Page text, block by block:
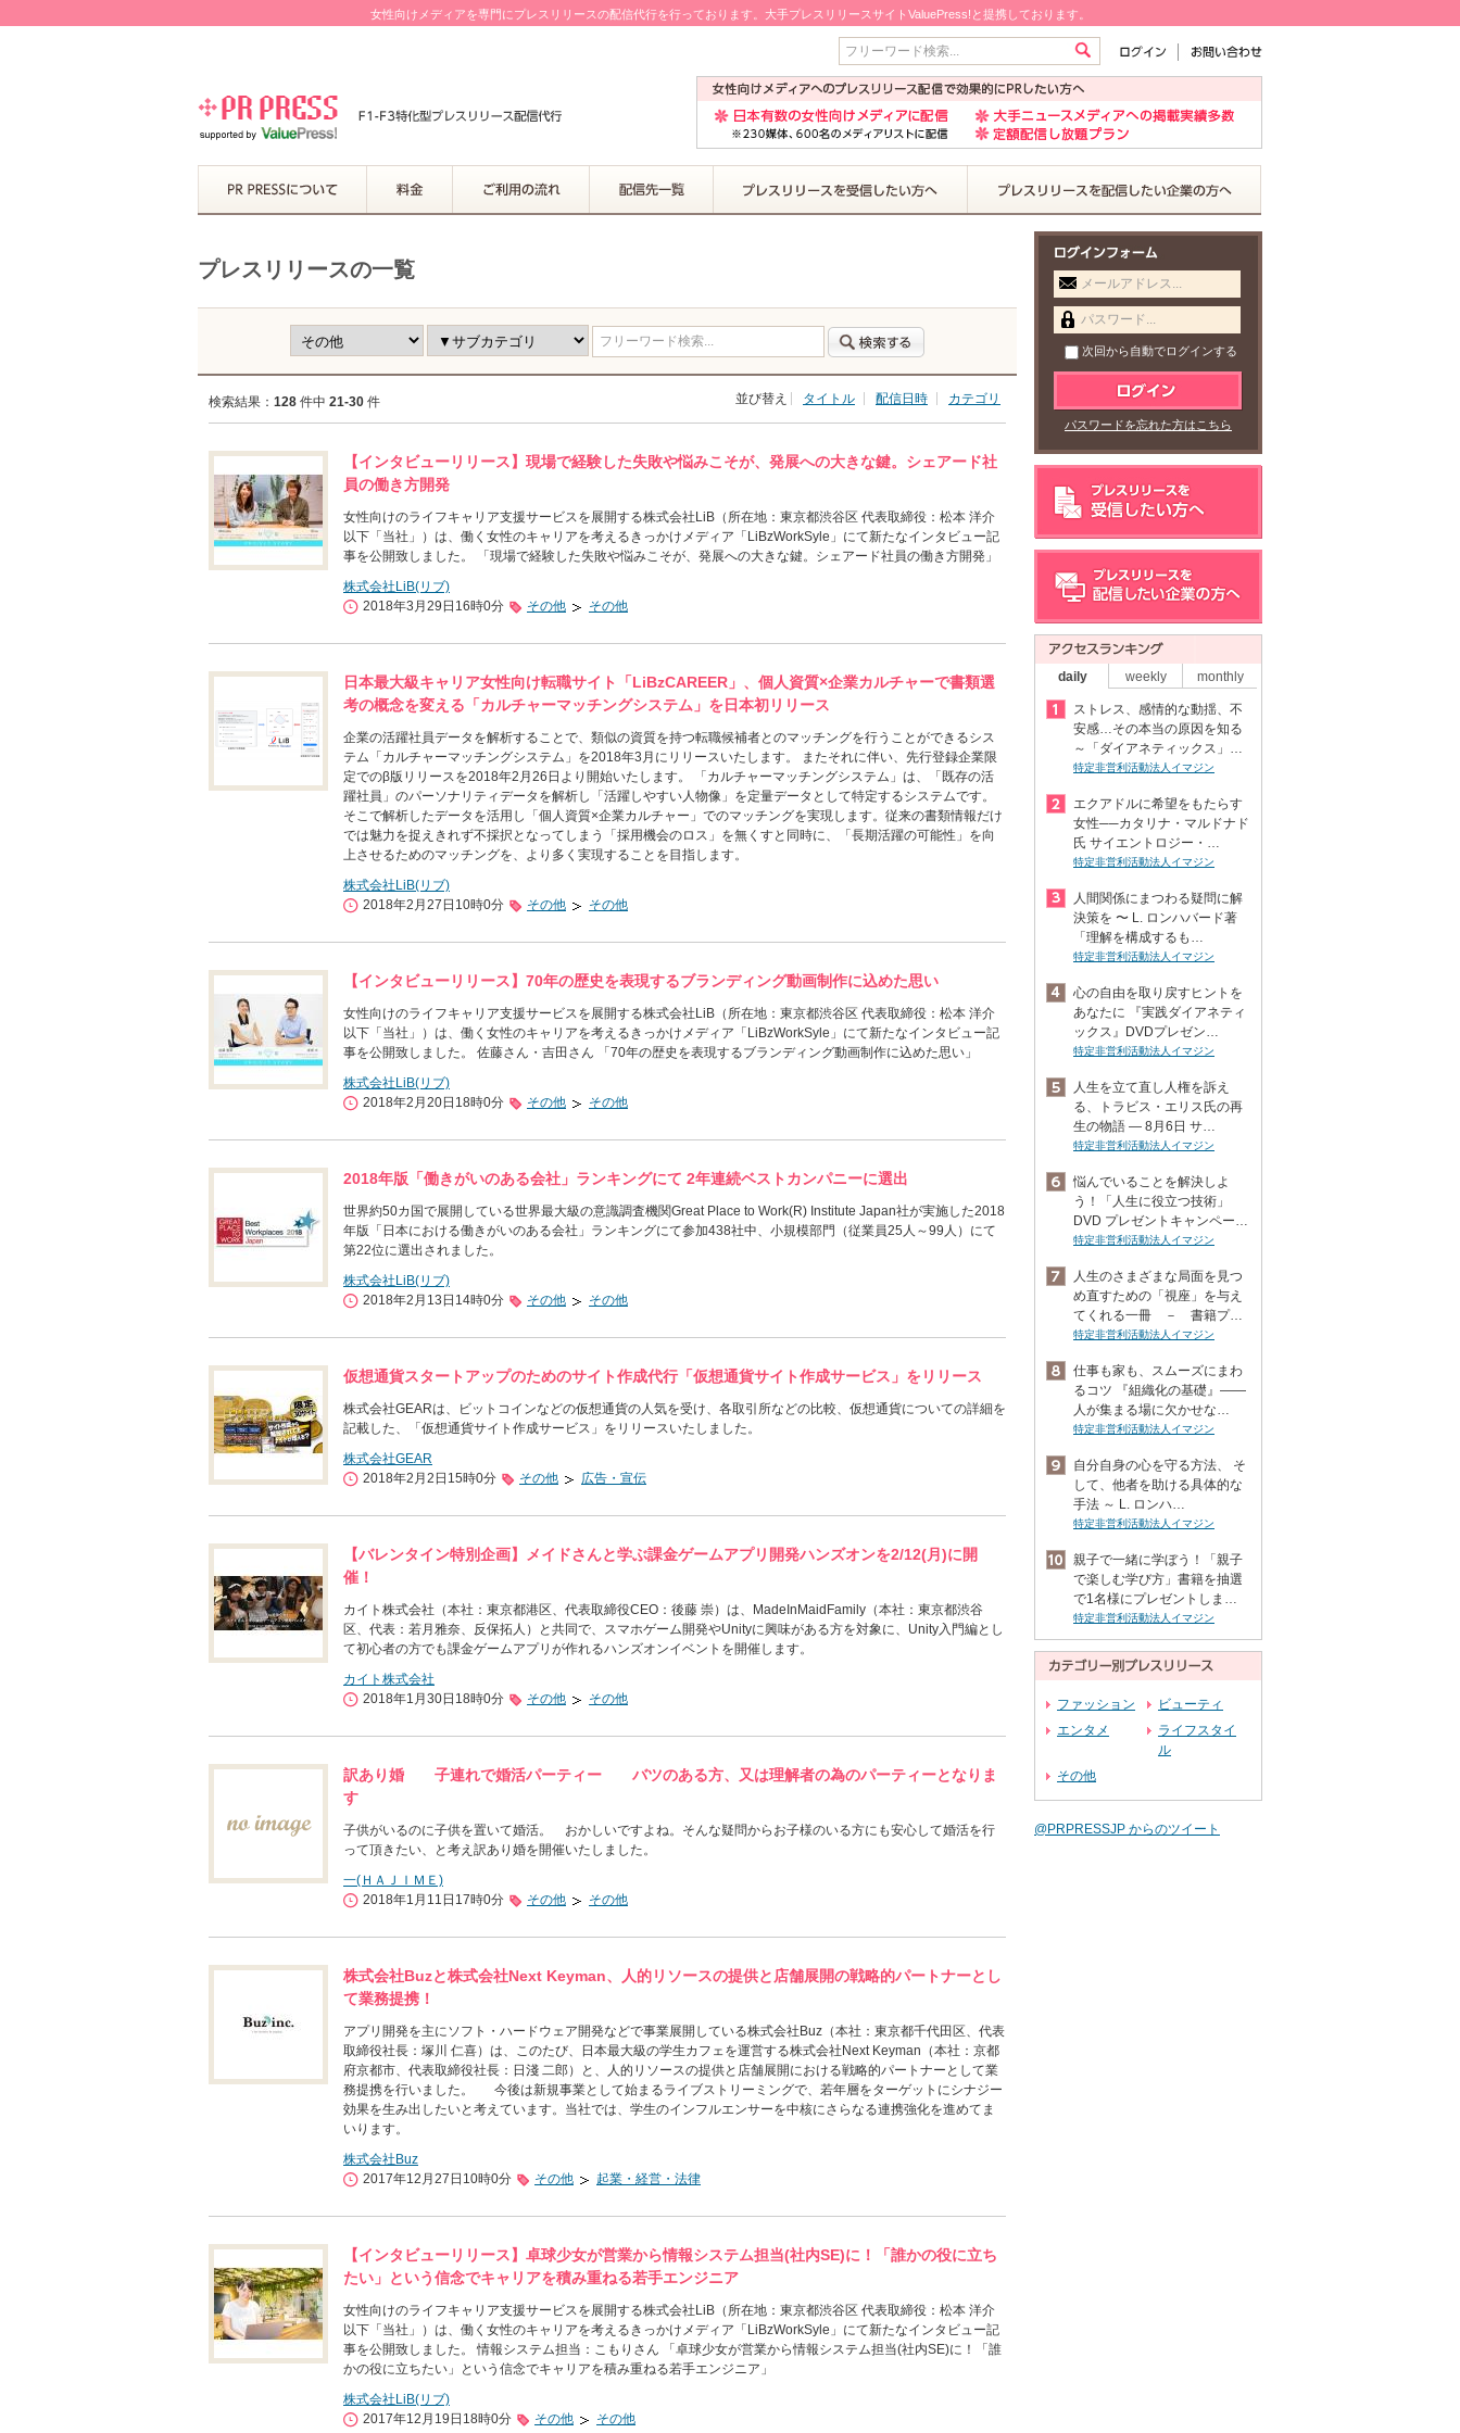
女性向けメディアを専門にプレスリリースの配信代行を行っております。大手プレスリリースサイトValuePress!と提携しております。
フリーワード検索...
プレスリリースの一覧
フリーワード検索...
検索結果： 128 件中 21-30 件 並び替え タイトル 配信日時 カテゴリ
【インタビューリリース】現場で経験した失敗や悩みこそが、発展への大きな鍵。シェアード社
員の働き方開発
女性向けのライフキャリア支援サービスを展開する株式会社LiB（所在地：東京都渋谷区 代表取締役：松本 洋介
以下「当社」）は、働く女性のキャリアを考えるきっかけメディア「LiBzWorkSyle」にて新たなインタビュー記
事を公開致しました。 「現場で経験した失敗や悩みこそが、発展への大きな鍵。シェアード社員の働き方開発」
株式会社LiB(リブ)
2018年3月29日16時0分
その他 その他
日本最大級キャリア女性向け転職サイト「LiBzCAREER」、個人資質×企業カルチャーで書類選
考の概念を変える「カルチャーマッチングシステム」を日本初リリース
企業の活躍社員データを解析することで、類似の資質を持つ転職候補者とのマッチングを行うことができるシス
テム「カルチャーマッチングシステム」を2018年3月にリリースいたします。 またそれに伴い、先行登録企業限
定でのβ版リリースを2018年2月26日より開始いたします。 「カルチャーマッチングシステム」は、「既存の活
躍社員」のパーソナリティデータを解析し「活躍しやすい人物像」を定量データとして特定するシステムです。
そこで解析したデータを活用し「個人資質×企業カルチャー」でのマッチングを実現します。従来の書類情報だけ
では魅力を捉えきれず不採択となってしまう「採用機会のロス」を無くすと同時に、「長期活躍の可能性」を向
上させるためのマッチングを、より多く実現することを目指します。
株式会社LiB(リブ)
2018年2月27日10時0分
その他 その他
【インタビューリリース】70年の歴史を表現するブランディング動画制作に込めた思い
女性向けのライフキャリア支援サービスを展開する株式会社LiB（所在地：東京都渋谷区 代表取締役：松本 洋介
以下「当社」）は、働く女性のキャリアを考えるきっかけメディア「LiBzWorkSyle」にて新たなインタビュー記
事を公開致しました。 佐藤さん・吉田さん 「70年の歴史を表現するブランディング動画制作に込めた思い」
株式会社LiB(リブ)
2018年2月20日18時0分
その他 その他
2018年版「働きがいのある会社」ランキングにて 2年連続ベストカンパニーに選出
世界約50カ国で展開している世界最大級の意識調査機関Great Place to Work(R) Institute Japan社が実施した2018
年版「日本における働きがいのある会社」ランキングにて参加438社中、小規模部門（従業員25人～99人）にて
第22位に選出されました。
株式会社LiB(リブ)
2018年2月13日14時0分
その他 その他
仮想通貨スタートアップのためのサイト作成代行「仮想通貨サイト作成サービス」をリリース
株式会社GEARは、ビットコインなどの仮想通貨の人気を受け、各取引所などの比較、仮想通貨についての詳細を
記載した、「仮想通貨サイト作成サービス」をリリースいたしました。
株式会社GEAR
2018年2月2日15時0分
その他 広告・宣伝
【バレンタイン特別企画】メイドさんと学ぶ課金ゲームアプリ開発ハンズオンを2/12(月)に開
催！
カイト株式会社（本社：東京都港区、代表取締役CEO：後藤 崇）は、MadeInMaidFamily（本社：東京都渋谷
区、代表：若月雅奈、反保拓人）と共同で、スマホゲーム開発やUnityに興味がある方を対象に、Unity入門編とし
て初心者の方でも課金ゲームアプリが作れるハンズオンイベントを開催します。
カイト株式会社
2018年1月30日18時0分
その他 その他
訳あり婚 子連れで婚活パーティー バツのある方、又は理解者の為のパーティーとなりま
す
子供がいるのに子供を置いて婚活。 おかしいですよね。そんな疑問からお子様のいる方にも安心して婚活を行
って頂きたい、と考え訳あり婚を開催いたしました。
一(ＨＡＪＩＭＥ)
2018年1月11日17時0分
その他 その他
株式会社Buzと株式会社Next Keyman、人的リソースの提供と店舗展開の戦略的パートナーとし
て業務提携！
アプリ開発を主にソフト・ハードウェア開発などで事業展開している株式会社Buz（本社：東京都千代田区、代表
取締役社長：塚川 仁喜）は、このたび、日本最大級の学生カフェを運営する株式会社Next Keyman（本社：京都
府京都市、代表取締役社長：日淺 二郎）と、人的リソースの提供と店舗展開における戦略的パートナーとして業
務提携を行いました。 今後は新規事業として始まるライブストリーミングで、若年層をターゲットにシナジー
効果を生み出したいと考えています。当社では、学生のインフルエンサーを中核にさらなる連携強化を進めてま
いります。
株式会社Buz
2017年12月27日10時0分
その他 起業・経営・法律
【インタビューリリース】卓球少女が営業から情報システム担当(社内SE)に！「誰かの役に立ち
たい」という信念でキャリアを積み重ねる若手エンジニア
女性向けのライフキャリア支援サービスを展開する株式会社LiB（所在地：東京都渋谷区 代表取締役：松本 洋介
以下「当社」）は、働く女性のキャリアを考えるきっかけメディア「LiBzWorkSyle」にて新たなインタビュー記
事を公開致しました。 情報システム担当：こもりさん 「卓球少女が営業から情報システム担当(社内SE)に！「誰
かの役に立ちたい」という信念でキャリアを積み重ねる若手エンジニア」
株式会社LiB(リブ)
2017年12月19日18時0分
その他 その他
メールアドレス...
パスワード...
次回から自動でログインする
パスワードを忘れた方はこちら
daily weekly monthly
ストレス、感情的な動揺、不
安感…その本当の原因を知る
～「ダイアネティックス」…
特定非営利活動法人イマジン
エクアドルに希望をもたらす
女性──カタリナ・マルドナド
氏 サイエントロジー・…
特定非営利活動法人イマジン
人間関係にまつわる疑問に解
決策を 〜 L. ロンハバード著
「理解を構成するも…
特定非営利活動法人イマジン
心の自由を取り戻すヒントを
あなたに 『実践ダイアネティ
ックス』DVDプレゼン…
特定非営利活動法人イマジン
人生を立て直し人権を訴え
る、トラビス・エリス氏の再
生の物語 ― 8月6日 サ…
特定非営利活動法人イマジン
悩んでいることを解決しよ
う！「人生に役立つ技術」
DVD プレゼントキャンペー…
特定非営利活動法人イマジン
人生のさまざまな局面を見つ
め直すための「視座」を与え
てくれる一冊 － 書籍プ…
特定非営利活動法人イマジン
仕事も家も、スムーズにまわ
るコツ 『組織化の基礎』――
人が集まる場に欠かせな…
特定非営利活動法人イマジン
自分自身の心を守る方法、 そ
して、他者を助ける具体的な
手法 ～ L. ロンハ…
特定非営利活動法人イマジン
親子で一緒に学ぼう！「親子
で楽しむ学び方」書籍を抽選
で1名様にプレゼントしま…
特定非営利活動法人イマジン
ファッション
ビューティ
エンタメ
ライフスタイ
ル
その他
@PRPRESSJP からのツイート